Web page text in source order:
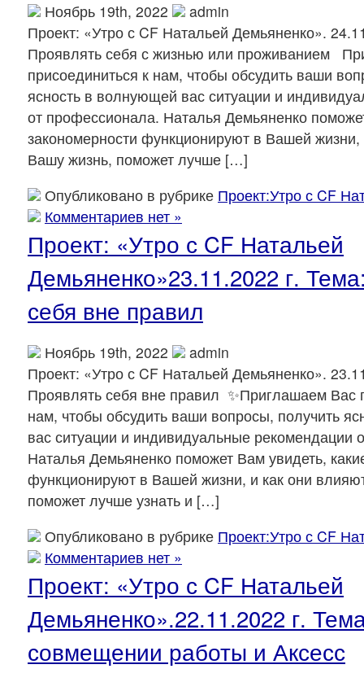
Ноябрь 19th, 2022
admin
Проект: «Утро с CF Натальей Демьяненко».
Проявлять себя с жизнью или проживанием
присоединиться к нам, чтобы обсудить ваши
ясность в волнующей вас ситуации и
от профессионала. Наталья Демьяненко
закономерности функционируют в Вашей
Вашу жизнь, поможет лучше […]
Опубликовано в рубрике Проект:Утро с CF
Комментариев нет »
Проект: «Утро с CF Натальей
Демьяненко»23.11.2022 г.
себя вне правил
Ноябрь 19th, 2022
admin
Проект: «Утро с CF Натальей Демьяненко».
Проявлять себя вне правил ✨Приглашаем Вас
нам, чтобы обсудить ваши вопросы, получить
вас ситуации и индивидуальные рекомендации
Наталья Демьяненко поможет Вам увидеть,
функционируют в Вашей жизни, и как они
поможет лучше узнать и […]
Опубликовано в рубрике Проект:Утро с CF
Комментариев нет »
Проект: «Утро с CF Натальей
Демьяненко».22.11.2022 г.
совмещении работы и Аксесс